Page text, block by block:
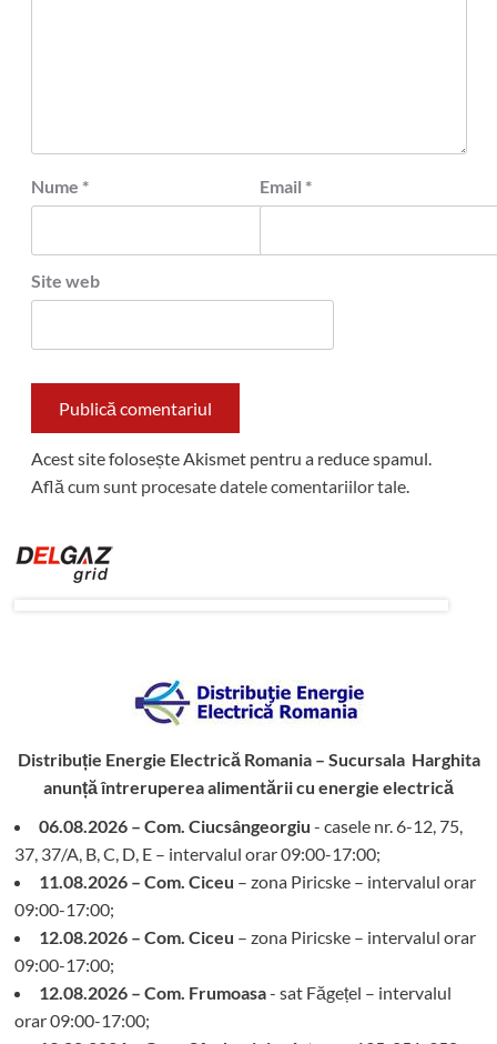
Nume * Email *
Site web
Acest site folosește Akismet pentru a reduce spamul.
Află cum sunt procesate datele comentariilor tale.
Distribuție Energie Electrică Romania – Sucursala Harghita
anunță întreruperea alimentării cu energie electrică
06.08.2026 – Com. Ciucsângeorgiu - casele nr. 6-12, 75,
37, 37/A, B, C, D, E – intervalul orar 09:00-17:00;
11.08.2026 – Com. Ciceu – zona Piricske – intervalul orar
09:00-17:00;
12.08.2026 – Com. Ciceu – zona Piricske – intervalul orar
09:00-17:00;
12.08.2026 – Com. Frumoasa- sat Făgețel – intervalul
orar 09:00-17:00;